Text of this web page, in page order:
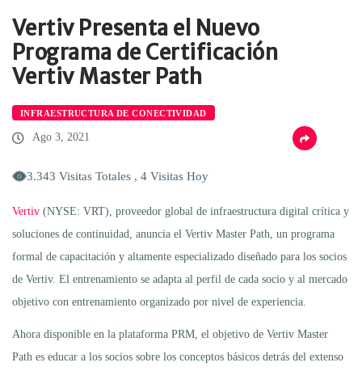
Vertiv Presenta el Nuevo
Programa de Certificación
Vertiv Master Path
INFRAESTRUCTURA DE CONECTIVIDAD
Ago 3, 2021
3.343 Visitas Totales , 4 Visitas Hoy
Vertiv (NYSE: VRT), proveedor global de infraestructura digital crítica y
soluciones de continuidad, anuncia el Vertiv Master Path, un programa
formal de capacitación y altamente especializado diseñado para los socios
de Vertiv. El entrenamiento se adapta al perfil de cada socio y al mercado
objetivo con entrenamiento organizado por nivel de experiencia.
Ahora disponible en la plataforma PRM, el objetivo de Vertiv Master
Path es educar a los socios sobre los conceptos básicos detrás del extenso